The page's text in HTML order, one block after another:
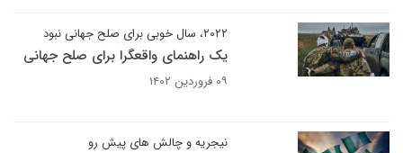
۲۰۲۲، سال خوبی برای صلح جهانی نبود
یک راهنمای واقعگرا برای صلح جهانی
۰۹ فروردین ۱۴۰۲
نیجریه و چالش های پیش رو